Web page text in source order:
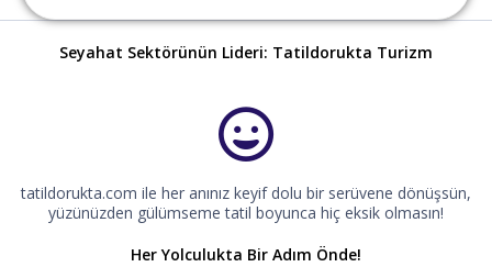
Seyahat Sektörünün Lideri: Tatildorukta Turizm
tatildorukta.com ile her anınız keyif dolu bir serüvene dönüşsün,
yüzünüzden gülümseme tatil boyunca hiç eksik olmasın!
Her Yolculukta Bir Adım Önde!